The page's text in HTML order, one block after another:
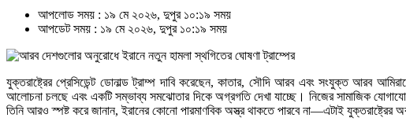
আপলোড সময় : ১৯ মে ২০২৬, দুপুর ১০:১৯ সময়
আপডেট সময় : ১৯ মে ২০২৬, দুপুর ১০:১৯ সময়
যুক্তরাষ্ট্রের প্রেসিডেন্ট ডোনাল্ড ট্রাম্প দাবি করেছেন, কাতার, সৌদি আরব এবং সংযুক্ত আরব
আলোচনা চলছে এবং একটি সম্ভাব্য সমঝোতার দিকে অগ্রগতি দেখা যাচ্ছে। নিজের সামাজিক
তিনি আরও স্পষ্ট করে জানান, ইরানের কোনো পারমাণবিক অস্ত্র থাকতে পারবে না—এটাই যুক্তরাষ্ট্রের